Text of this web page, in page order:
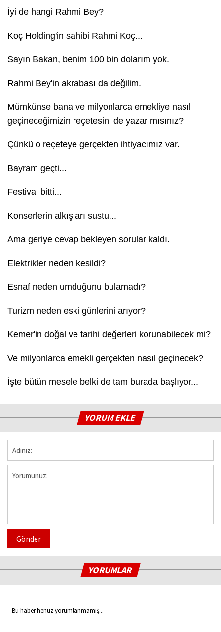
İyi de hangi Rahmi Bey?
Koç Holding'in sahibi Rahmi Koç...
Sayın Bakan, benim 100 bin dolarım yok.
Rahmi Bey'in akrabası da değilim.
Mümkünse bana ve milyonlarca emekliye nasıl
geçineceğimizin reçetesini de yazar mısınız?
Çünkü o reçeteye gerçekten ihtiyacımız var.
Bayram geçti...
Festival bitti...
Konserlerin alkışları sustu...
Ama geriye cevap bekleyen sorular kaldı.
Elektrikler neden kesildi?
Esnaf neden umduğunu bulamadı?
Turizm neden eski günlerini arıyor?
Kemer'in doğal ve tarihi değerleri korunabilecek mi?
Ve milyonlarca emekli gerçekten nasıl geçinecek?
İşte bütün mesele belki de tam burada başlıyor...
YORUM EKLE
Gönder
YORUMLAR
Bu haber henüz yorumlanmamış...